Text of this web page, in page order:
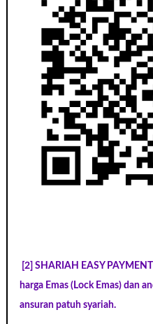
[2] SHARIAH EASY
harga Emas (Lock Emas) dan
ansuran patuh syariah.